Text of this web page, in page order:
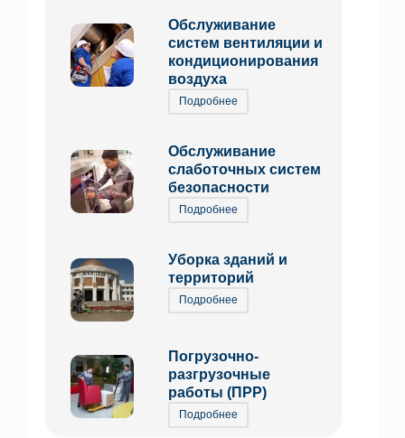
Обслуживание
систем вентиляции и
кондиционирования
воздуха
Подробнее
Обслуживание
слаботочных систем
безопасности
Подробнее
Уборка зданий и
территорий
Подробнее
Погрузочно-
разгрузочные
работы (ПРР)
Подробнее